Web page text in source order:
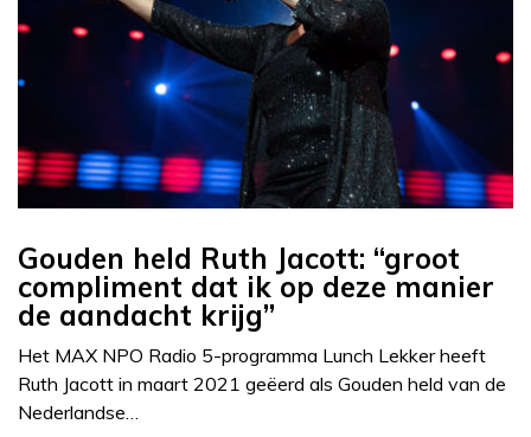
Gouden held Ruth Jacott: “groot
compliment dat ik op deze manier
de aandacht krijg”
Het MAX NPO Radio 5-programma Lunch Lekker heeft
Ruth Jacott in maart 2021 geëerd als Gouden held van de
Nederlandse…